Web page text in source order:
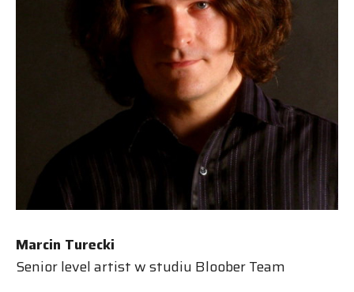
Marcin Turecki
Senior level artist w studiu Bloober Team